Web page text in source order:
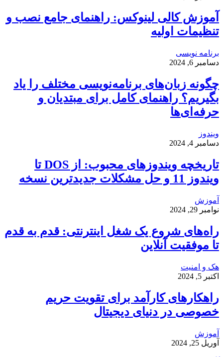
آموزش کالی لینوکس: راهنمای جامع نصب و
تنظیمات اولیه
برنامه نویسی
دسامبر 6, 2024
چگونه زبان‌های برنامه‌نویسی مختلف را یاد
بگیریم؟ راهنمای کامل برای مبتدیان و
حرفه‌ای‌ها
ویندوز
دسامبر 4, 2024
تاریخچه ویندوزهای محبوب: از DOS تا
ویندوز 11 و حل مشکلات جدیدترین نسخه
آموزش
نوامبر 29, 2024
راه‌های شروع یک شغل اینترنتی: قدم به قدم
تا موفقیت آنلاین
هک و امنیت
اکتبر 5, 2024
راهکارهای کارآمد برای تقویت حریم
خصوصی در دنیای دیجیتال
آموزش
آوریل 25, 2024